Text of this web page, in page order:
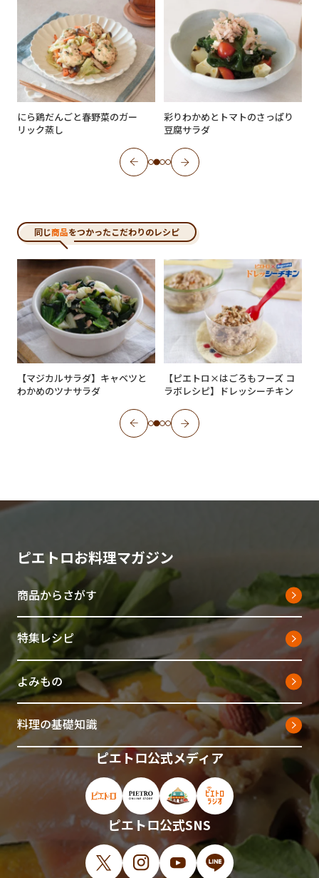
にら鶏だんごと春野菜のガー
リック蒸し
彩りわかめとトマトのさっぱり
豆腐サラダ
同じ商品をつかったこだわりのレシピ
【マジカルサラダ】キャベツと
わかめのツナサラダ
【ピエトロ×はごろもフーズ コ
ラボレシピ】ドレッシーチキン
ピエトロお料理マガジン
商品からさがす
特集レシピ
よみもの
料理の基礎知識
ピエトロ公式メディア
ピエトロ公式サイト（新しいウィンドウで
ピエトロオンラインストア（新しい
ピエトロホームタウン（新
ピエトロラジオ（新
ピエトロ公式SNS
X（新しいウィンドウで開きます）
Instagram（新しいウィンドウで開
YouTube（新しいウィンド
LINE（新しいウィン